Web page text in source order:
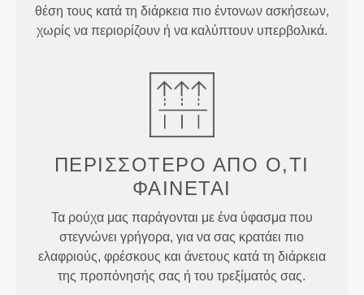
θέση τους κατά τη διάρκεια πιο έντονων ασκήσεων,
χωρίς να περιορίζουν ή να καλύπτουν υπερβολικά.
ΠΕΡΙΣΣΌΤΕΡΟ ΑΠΌ Ό,ΤΙ
ΦΑΊΝΕΤΑΙ
Τα ρούχα μας παράγονται με ένα ύφασμα που
στεγνώνει γρήγορα, για να σας κρατάει πιο
ελαφριούς, φρέσκους και άνετους κατά τη διάρκεια
της προπόνησής σας ή του τρεξίματός σας.